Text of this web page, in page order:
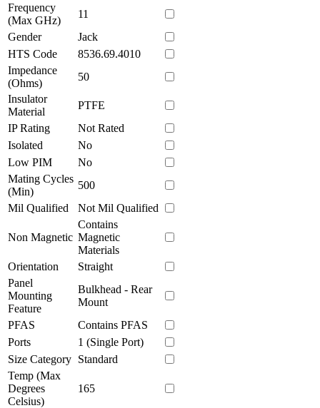
Frequency
(Max GHz)
11
Gender
Jack
HTS Code
8536.69.4010
Impedance
(Ohms)
50
Insulator
Material
PTFE
IP Rating
Not Rated
Isolated
No
Low PIM
No
Mating Cycles
(Min)
500
Mil Qualified
Not Mil Qualified
Non Magnetic
Contains
Magnetic
Materials
Orientation
Straight
Panel
Mounting
Feature
Bulkhead - Rear
Mount
PFAS
Contains PFAS
Ports
1 (Single Port)
Size Category Standard
Temp (Max
Degrees
Celsius)
165